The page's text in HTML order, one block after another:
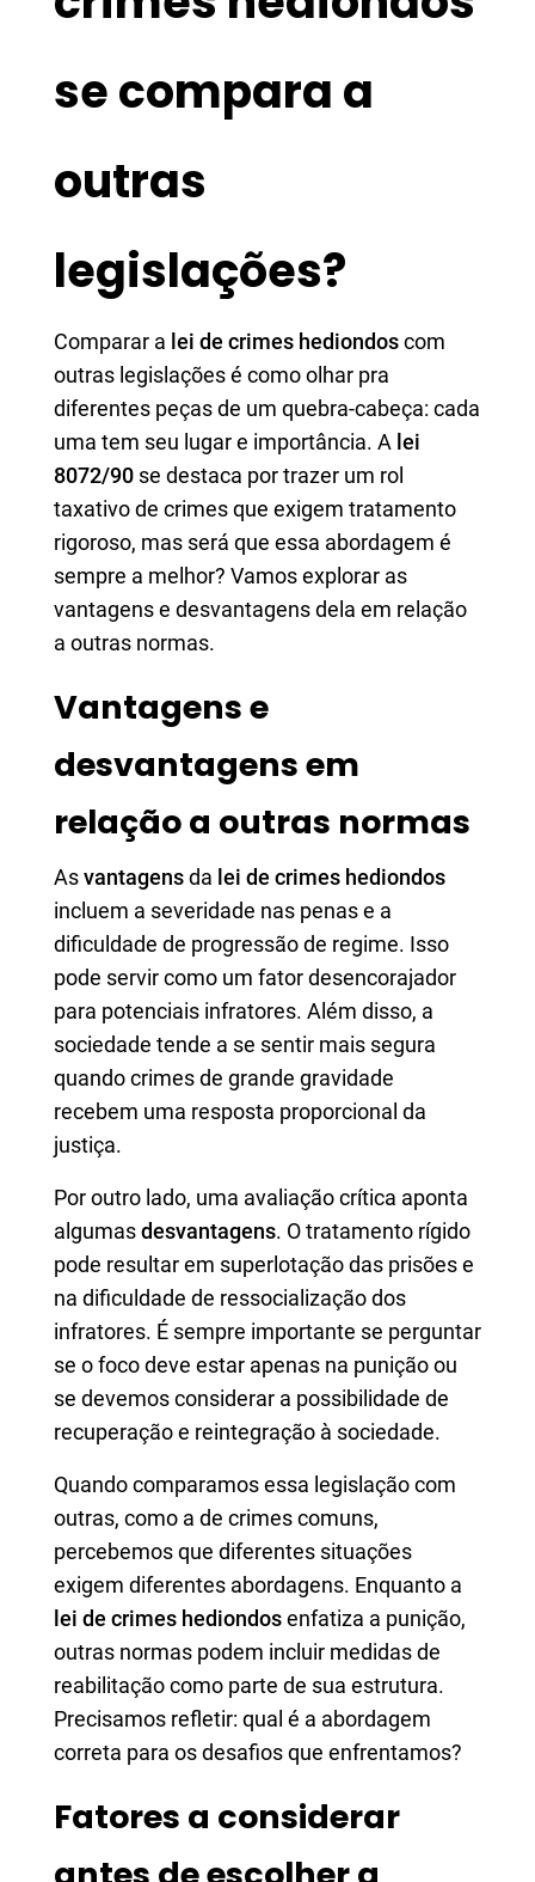
se compara a
outras
legislações?
Comparar a lei de crimes hediondoscom
outras legislações é como olhar pra
diferentes peças de um quebra-cabeça: cada
uma tem seu lugar e importância. A lei
8072/90 se destaca por trazer um rol
taxativo de crimes que exigem tratamento
rigoroso, mas será que essa abordagem é
sempre a melhor? Vamos explorar as
vantagens e desvantagens dela em relação
a outras normas.
Vantagens e
desvantagens em
relação a outras normas
Asvantagensda lei de crimes hediondos
incluem a severidade nas penas e a
dificuldade de progressão de regime. Isso
pode servir como um fator desencorajador
para potenciais infratores. Além disso, a
sociedade tende a se sentir mais segura
quando crimes de grande gravidade
recebem uma resposta proporcional da
justiça.
Por outro lado, uma avaliação crítica aponta
algumasdesvantagens. O tratamento rígido
pode resultar em superlotação das prisões e
na dificuldade de ressocialização dos
infratores. É sempre importante se perguntar
se o foco deve estar apenas na punição ou
se devemos considerar a possibilidade de
recuperação e reintegração à sociedade.
Quando comparamos essa legislação com
outras, como a de crimes comuns,
percebemos que diferentes situações
exigem diferentes abordagens. Enquanto a
lei de crimes hediondosenfatiza a punição,
outras normas podem incluir medidas de
reabilitação como parte de sua estrutura.
Precisamos refletir: qual é a abordagem
correta para os desafios que enfrentamos?
Fatores a considerar